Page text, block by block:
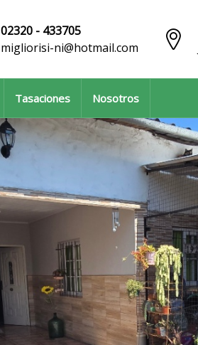
02320 - 433705
migliorisi-ni@hotmail.com
Tasaciones Nosotros